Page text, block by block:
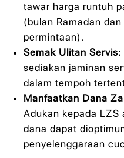
tawar harga runtuh
(bulan Ramadan
permintaan).
Semak Ulitan Servis:
sediakan jaminan
dalam tempoh
Manfaatkan Dana
Adukan kepada LZS
dana dapat
penyelenggaraan